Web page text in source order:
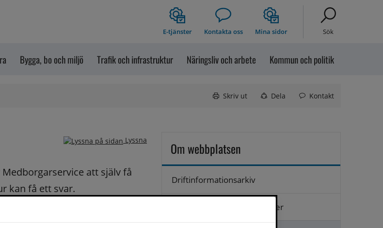
E-tjänster Kontakta oss Mina sidor Sök
Bygga, bo och miljö Trafik och infrastruktur Näringsliv och arbete Kommun och politik
Skriv ut Dela Kontakt
Lyssna
att själv få
kan få ett svar.
möjligt.
Om webbplatsen
Driftinformationsarkiv
Hantering av personuppgifter